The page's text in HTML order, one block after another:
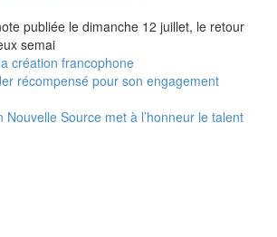
publiée le dimanche 12 juillet, le retour
semai
création francophone
récompensé pour son engagement
Source met à l’honneur le talent